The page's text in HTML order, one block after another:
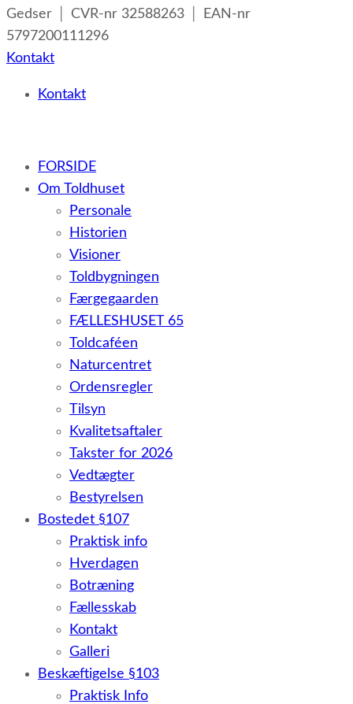
Gedser │ CVR-nr 32588263 │ EAN-nr
5797200111296
Kontakt
Kontakt
– et botilbud til voksne udviklingshæmmede og sent
udviklede personer samt voksne med psykiske lidelser
FORSIDE
Om Toldhuset
Personale
Historien
Visioner
Toldbygningen
Færgegaarden
FÆLLESHUSET 65
Toldcaféen
Naturcentret
Ordensregler
Tilsyn
Kvalitetsaftaler
Takster for 2026
Vedtægter
Bestyrelsen
Bostedet §107
Praktisk info
Hverdagen
Botræning
Fællesskab
Kontakt
Galleri
Beskæftigelse §103
Praktisk Info